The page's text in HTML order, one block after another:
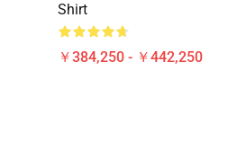
Shirt
￥384,250 - ￥442,250